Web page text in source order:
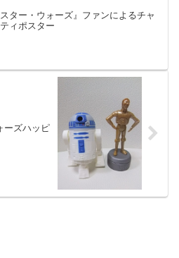
スター・ウォーズ』ファンによるチャ
ティポスター
ーズハッピ